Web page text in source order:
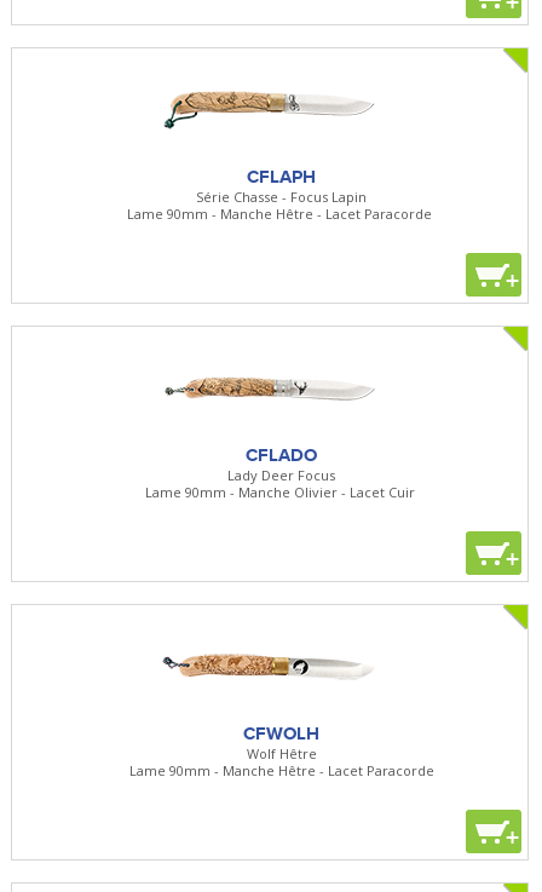
CFLAPH
Série Chasse - Focus Lapin
Lame 90mm - Manche Hêtre - Lacet Paracorde
+
CFLADO
Lady Deer Focus
Lame 90mm - Manche Olivier - Lacet Cuir
+
CFWOLH
Wolf Hêtre
Lame 90mm - Manche Hêtre - Lacet Paracorde
+